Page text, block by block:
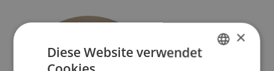
×
Diese Website verwendet